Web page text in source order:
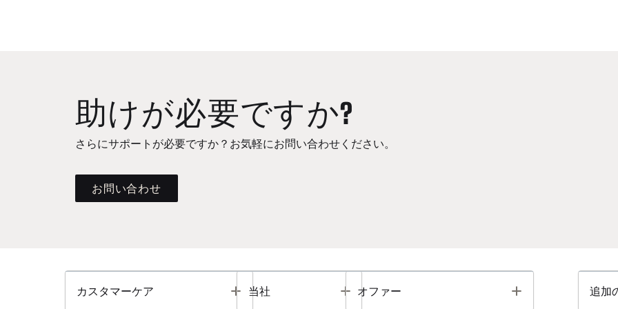
助けが必要ですか?
さらにサポートが必要ですか？お気軽にお問い合わせください。
お問い合わせ
カスタマーケア Toggle
当社 Toggle
オファー Toggle 追加